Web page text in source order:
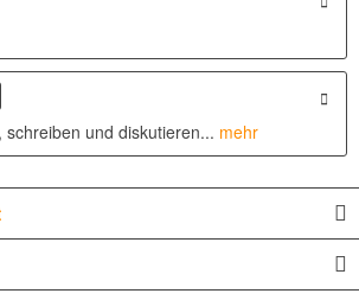
schreiben und diskutieren... mehr